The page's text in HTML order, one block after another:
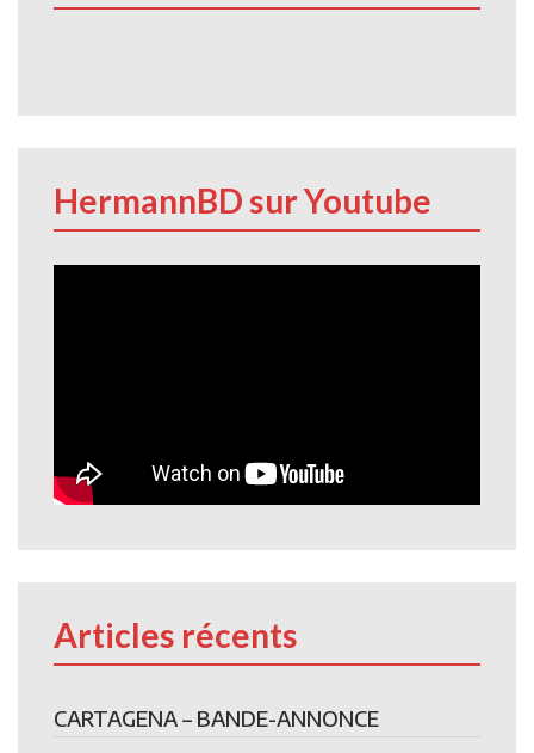
HermannBD sur Youtube
Articles récents
CARTAGENA – BANDE-ANNONCE